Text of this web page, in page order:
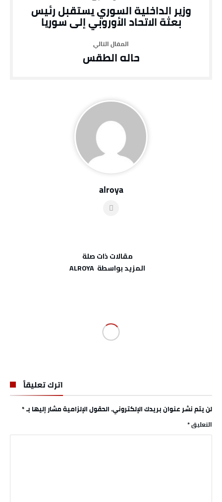
وزير الداخلية السوري يستقبل رئيس
بعثة الاتحاد الأوروبي إلى سوريا
حاله الطقس
alroya
‫مقالات ذات صلة‬
‫‫المزيد بواسطة‬ ‬ ALROYA
اترك تعليقاً
لن يتم نشر عنوان بريدك الإلكتروني.الحقول الإلزامية مشار إليها بـ*
التعليق*